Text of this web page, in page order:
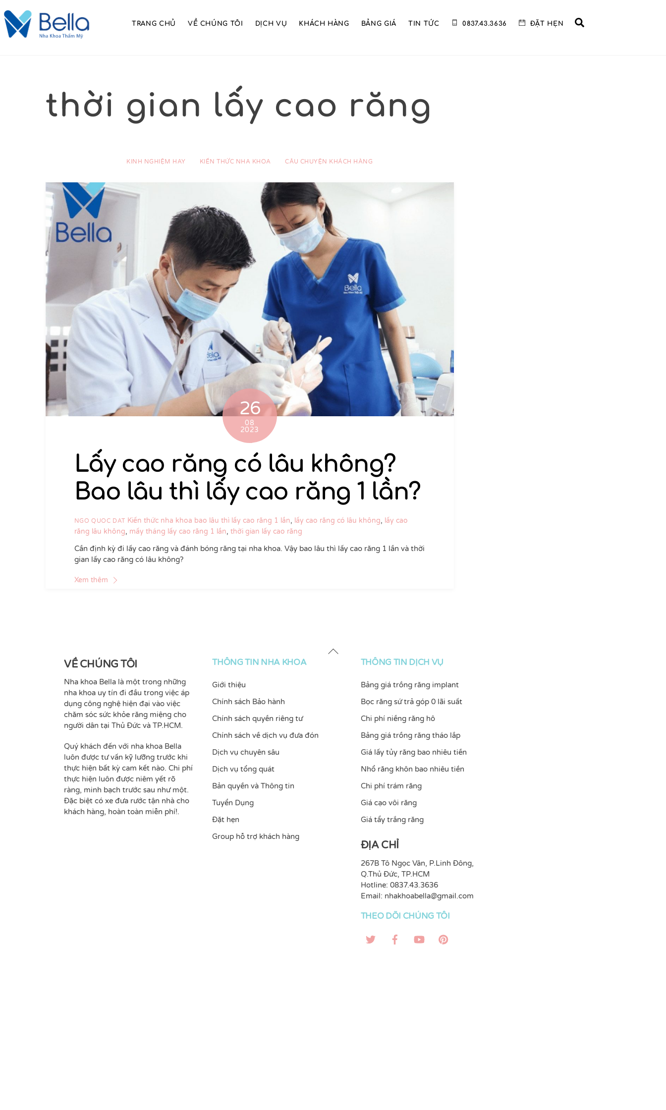
to
content
TRANG CHỦ VỀ CHÚNG TÔI DỊCH VỤ KHÁCH HÀNG BẢNG GIÁ TIN TỨC 0837.43.3636 ĐẶT HẸN
thời gian lấy cao răng
KINH NGHIỆM HAY KIẾN THỨC NHA KHOA CÂU CHUYỆN KHÁCH HÀNG
26
08
2023
Lấy cao răng có lâu không?
Bao lâu thì lấy cao răng 1 lần?
NGO QUOC DAT Kiến thức nha khoa bao lâu thì lấy cao răng 1 lần, lấy cao răng có lâu không, lấy cao
răng lâu không, mấy tháng lấy cao răng 1 lần, thời gian lấy cao răng
Cần định kỳ đi lấy cao răng và đánh bóng răng tại nha khoa. Vậy bao lâu thì lấy cao răng 1 lần và thời
gian lấy cao răng có lâu không?
Xem thêm
Back
VỀ CHÚNG TÔI
Nha khoa Bella là một trong những
nha khoa uy tín đi đầu trong việc áp
dụng công nghệ hiện đại vào việc
chăm sóc sức khỏe răng miệng cho
người dân tại Thủ Đức và TP.HCM.
Quý khách đến với nha khoa Bella
luôn được tư vấn kỹ lưỡng trước khi
thực hiện bất kỳ cam kết nào. Chi phí
thực hiện luôn được niêm yết rõ
ràng, minh bạch trước sau như một.
Đặc biệt có xe đưa rước tận nhà cho
khách hàng, hoàn toàn miễn phí!.
THÔNG TIN NHA KHOA
Giới thiệu
Chính sách Bảo hành
Chính sách quyền riêng tư
Chính sách về dịch vụ đưa đón
Dịch vụ chuyên sâu
Dịch vụ tổng quát
Bản quyền và Thông tin
Tuyển Dụng
Đặt hẹn
Group hỗ trợ khách hàng
THÔNG TIN DỊCH VỤ
Bảng giá trồng răng implant
Bọc răng sứ trả góp 0 lãi suất
Chi phí niềng răng hô
Bảng giá trồng răng tháo lắp
Giá lấy tủy răng bao nhiêu tiền
Nhổ răng khôn bao nhiêu tiền
Chi phí trám răng
Giá cạo vôi răng
Giá tẩy trắng răng
ĐỊA CHỈ
267B Tô Ngọc Vân, P.Linh Đông,
Q.Thủ Đức, TP.HCM
Hotline: 0837.43.3636
Email: nhakhoabella@gmail.com
THEO DÕI CHÚNG TÔI